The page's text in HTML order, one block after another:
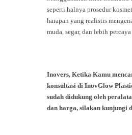
seperti halnya prosedur
harapan yang realistis
muda, segar, dan lebih
Inovers, Ketika Kamu
konsultasi di InovGlow
sudah didukung oleh
dan harga, silakan kunjungi